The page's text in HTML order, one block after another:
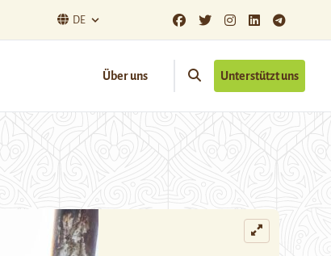
DE
Über uns Unterstützt uns